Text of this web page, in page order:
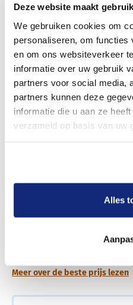
Deze website maakt
We gebruiken cookies om
personaliseren, om functies
en om ons websiteverkeer
informatie over uw gebruik
partners voor social media,
partners kunnen deze
informatie die u aan ze
verzameld op basis van uw
Alles
Dit kost een
Dit kost een
Bekijk tarieven voor begrafenis
Meer over de beste prijs lezen